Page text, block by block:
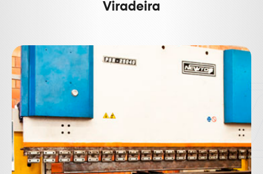
Viradeira